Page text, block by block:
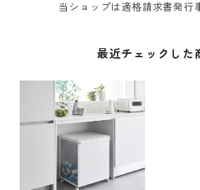
当ショップは適格請求書発行
最近チェックした